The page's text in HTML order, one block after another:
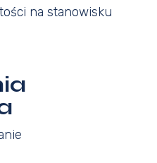
na stanowisku